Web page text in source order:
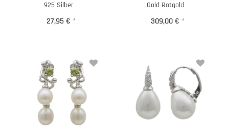
925 Silber
27,95 € *
Gold Rotgold
309,00 € *